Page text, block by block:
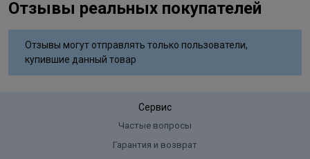
Polyvinyl Butyral, Diacetone Alcohol, Hexanal, Dimethicone,
Trimethylsiloxysilicate, Phosphoric Acid, Mica, Polyurethane,
Polyethylene, Polypropylene, Aluminium Powder, Calcium
Aluminum Borosilicate, TIN Oxide, Polyethelene Terephthalate
Отзывы реальных покупателей
Отзывы могут отправлять только пользователи,
купившие данный товар
Сервис
Частые вопросы
Гарантия и возврат